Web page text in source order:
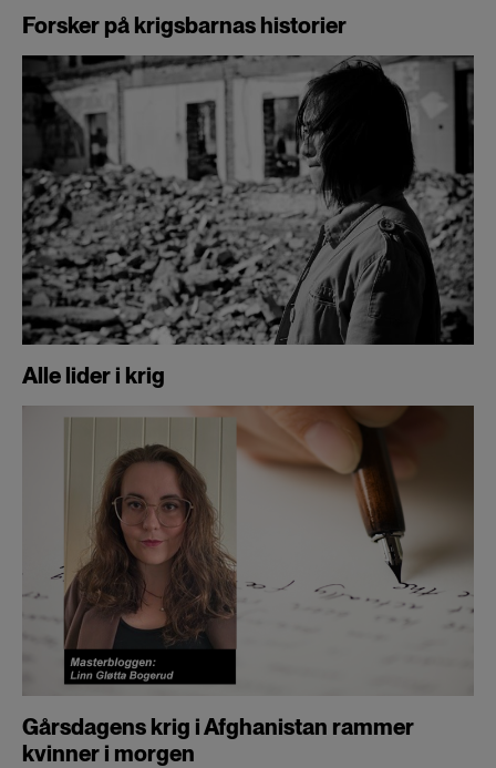
Forsker på krigsbarnas historier
Alle lider i krig
Gårsdagens krig i Afghanistan rammer
kvinner i morgen